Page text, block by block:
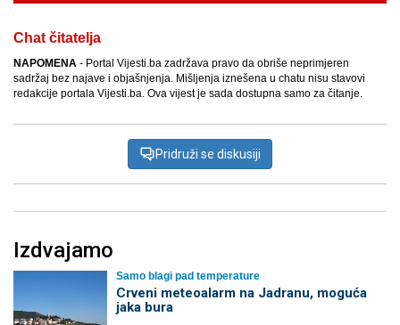
Chat čitatelja
NAPOMENA - Portal Vijesti.ba zadržava pravo da obriše neprimjeren
sadržaj bez najave i objašnjenja. Mišljenja iznešena u chatu nisu stavovi
redakcije portala Vijesti.ba. Ova vijest je sada dostupna samo za čitanje.
Pridruži se diskusiji
Izdvajamo
Samo blagi pad temperature
Crveni meteoalarm na Jadranu, moguća
jaka bura